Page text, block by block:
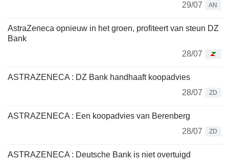
29/07
AN
AstraZeneca opnieuw in het groen, profiteert van steun DZ
Bank
28/07
ASTRAZENECA : DZ Bank handhaaft koopadvies
28/07
ZD
ASTRAZENECA : Een koopadvies van Berenberg
28/07
ZD
ASTRAZENECA : Deutsche Bank is niet overtuigd